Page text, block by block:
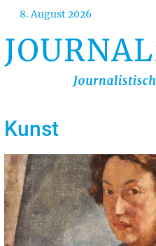
Direkt
Inhalt
8. August 2026
Kunst